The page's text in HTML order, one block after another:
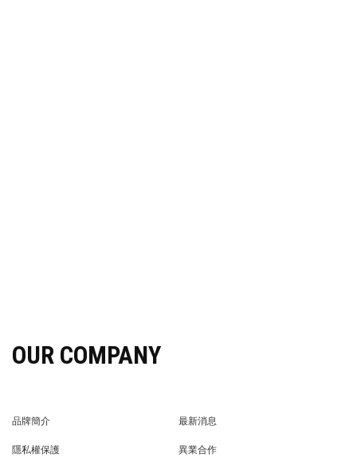
OUR COMPANY
品牌簡介
最新消息
隱私權保護
異業合作